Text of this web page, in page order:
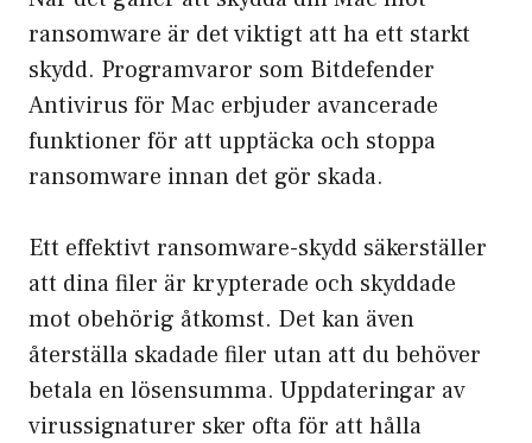
ransomware är det viktigt att ha ett starkt
skydd. Programvaror som Bitdefender
Antivirus för Mac erbjuder avancerade
funktioner för att upptäcka och stoppa
ransomware innan det gör skada.
Ett effektivt ransomware-skydd säkerställer
att dina filer är krypterade och skyddade
mot obehörig åtkomst. Det kan även
återställa skadade filer utan att du behöver
betala en lösensumma. Uppdateringar av
virussignaturer sker ofta för att hålla